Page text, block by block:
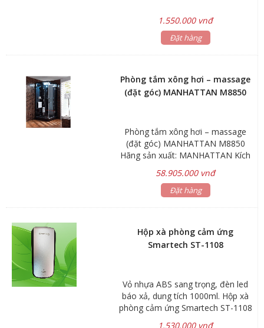
1.550.000 vnđ
Đặt hàng
Phòng tắm xông hơi – massage
(đặt góc) MANHATTAN M8850
Phòng tắm xông hơi – massage
(đặt góc) MANHATTAN M8850
Hãng sản xuất: MANHATTAN Kích
xám ngọc trai Bảo hành: Sản phẩm
5 năm Linh kiện, phụ kiện 1 năm
đèn sau, đèn trần Hệ thống xông
hơi, massage lưng và massage
chân. Hệ thống sen trần, bộ thanh
giờ, điều chỉnh nhiệt độ và thời gian.
Bảo vệ an toàn khi quá nhiệt. Màu
xám ngọc trai.
58.905.000 vnđ
Đặt hàng
Hộp xà phòng cảm ứng
Smartech ST-1108
Vỏ nhựa ABS sang trọng, đèn led
báo xả, dung tích 1000ml. Hộp xà
phòng cảm ứng Smartech ST-1108
1.530.000 vnđ